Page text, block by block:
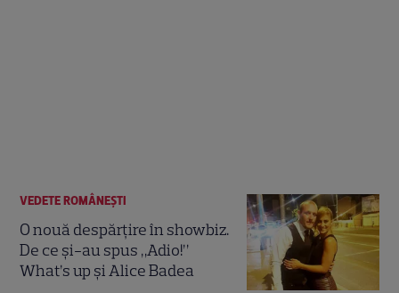
VEDETE ROMÂNEŞTI
O nouă despărțire în showbiz.
De ce și-au spus „Adio!”
What’s up și Alice Badea